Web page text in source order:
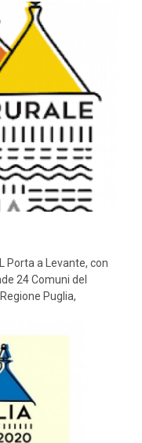
Porta a Levante, con
24 Comuni del
Puglia,